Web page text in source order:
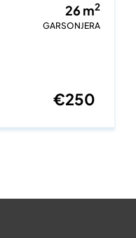
26 m2
GARSONJERA
€250